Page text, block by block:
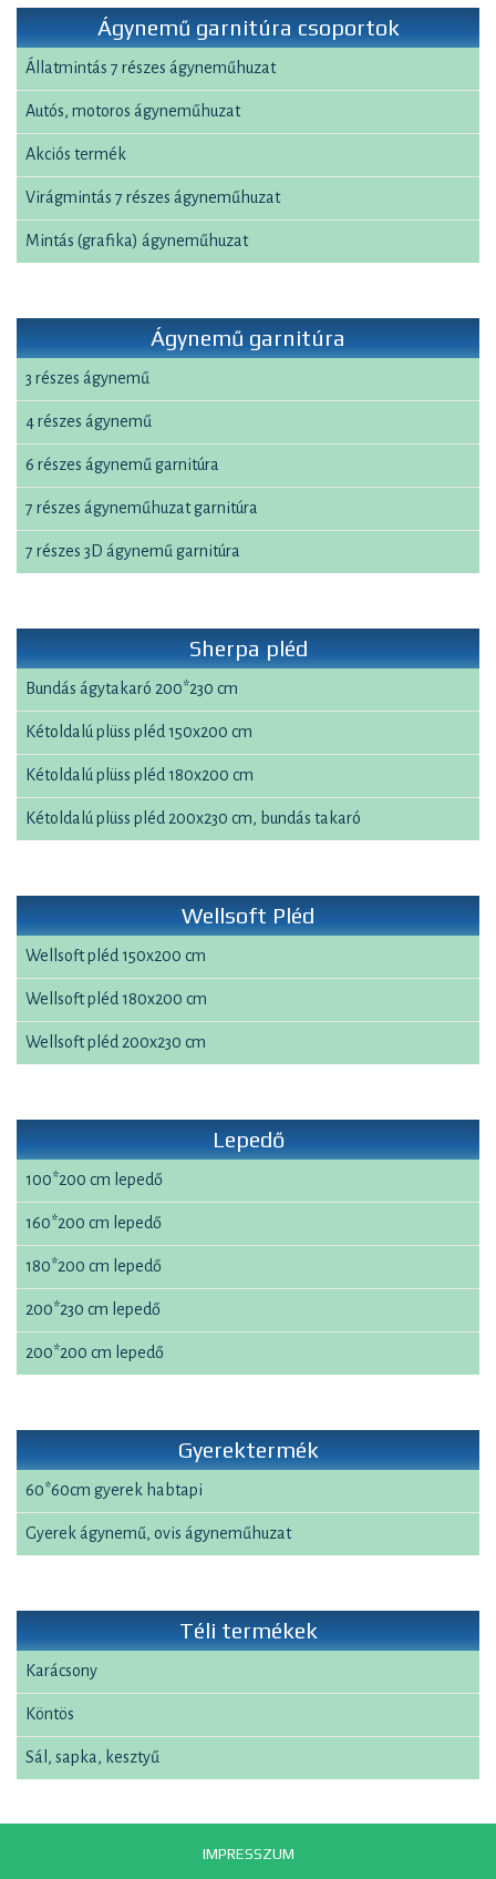
Ágynemű garnitúra csoportok
Állatmintás 7 részes ágyneműhuzat
Autós, motoros ágyneműhuzat
Akciós termék
Virágmintás 7 részes ágyneműhuzat
Mintás (grafika) ágyneműhuzat
Ágynemű garnitúra
3 részes ágynemű
4 részes ágynemű
6 részes ágynemű garnitúra
7 részes ágyneműhuzat garnitúra
7 részes 3D ágynemű garnitúra
Sherpa pléd
Bundás ágytakaró 200*230 cm
Kétoldalú plüss pléd 150x200 cm
Kétoldalú plüss pléd 180x200 cm
Kétoldalú plüss pléd 200x230 cm, bundás takaró
Wellsoft Pléd
Wellsoft pléd 150x200 cm
Wellsoft pléd 180x200 cm
Wellsoft pléd 200x230 cm
Lepedő
100*200 cm lepedő
160*200 cm lepedő
180*200 cm lepedő
200*230 cm lepedő
200*200 cm lepedő
Gyerektermék
60*60cm gyerek habtapi
Gyerek ágynemű, ovis ágyneműhuzat
Téli termékek
Karácsony
Köntös
Sál, sapka, kesztyű
IMPRESSZUM